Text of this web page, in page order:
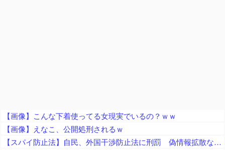
【画像】こんな下着使ってる女現実でいるの？ｗｗ
【画像】えなこ、公開処刑されるｗ
【スパイ防止法】自民、外国干渉防止法に刑罰 偽情報拡散などの不当干渉を防止 これに反対する政党はどこかな？